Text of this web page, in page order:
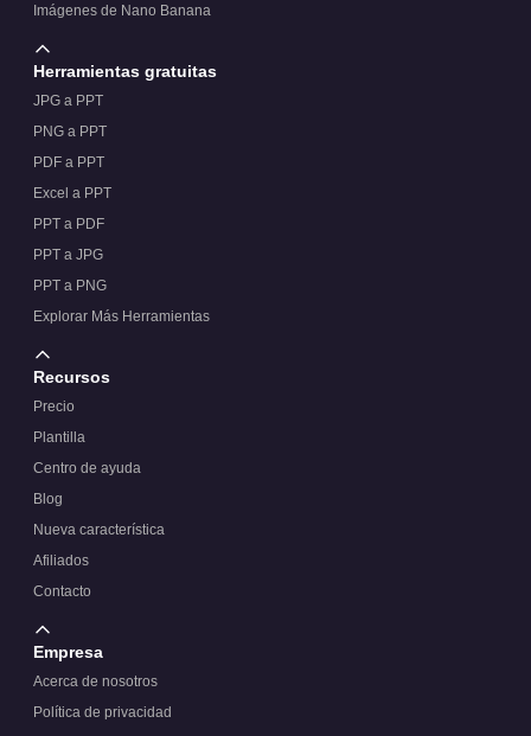
Imágenes de Nano Banana
Herramientas gratuitas
JPG a PPT
PNG a PPT
PDF a PPT
Excel a PPT
PPT a PDF
PPT a JPG
PPT a PNG
Explorar Más Herramientas
Recursos
Precio
Plantilla
Centro de ayuda
Blog
Nueva característica
Afiliados
Contacto
Empresa
Acerca de nosotros
Política de privacidad